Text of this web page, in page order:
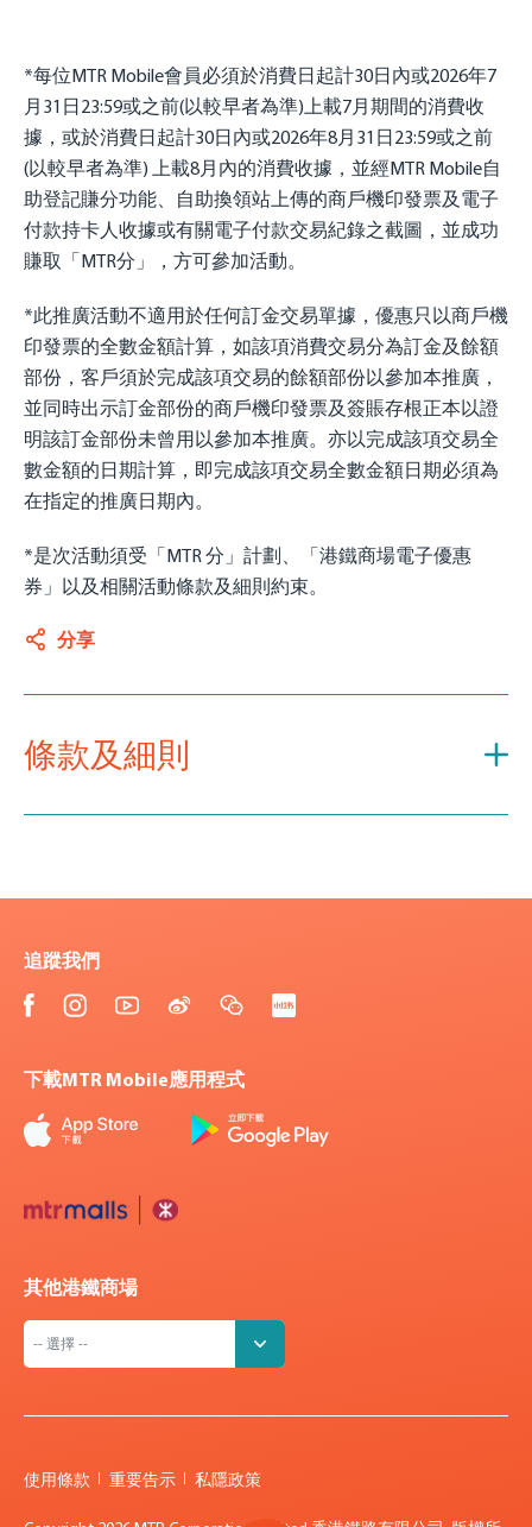
*每位MTR Mobile會員必須於消費日起計30日內或2026年7
月31日23:59或之前(以較早者為準)上載7月期間的消費收
據，或於消費日起計30日內或2026年8月31日23:59或之前
(以較早者為準) 上載8月內的消費收據，並經MTR Mobile自
助登記賺分功能、自助換領站上傳的商戶機印發票及電子
付款持卡人收據或有關電子付款交易紀錄之截圖，並成功
賺取「MTR分」，方可參加活動。
*此推廣活動不適用於任何訂金交易單據，優惠只以商戶機
印發票的全數金額計算，如該項消費交易分為訂金及餘額
部份，客戶須於完成該項交易的餘額部份以參加本推廣，
並同時出示訂金部份的商戶機印發票及簽賬存根正本以證
明該訂金部份未曾用以參加本推廣。亦以完成該項交易全
數金額的日期計算，即完成該項交易全數金額日期必須為
在指定的推廣日期內。
*是次活動須受「MTR 分」計劃、「港鐵商場電子優惠
券」以及相關活動條款及細則約束。
分享
條款及細則
追蹤我們
下載MTR Mobile應用程式
其他港鐵商場
使用條款 重要告示 私隱政策